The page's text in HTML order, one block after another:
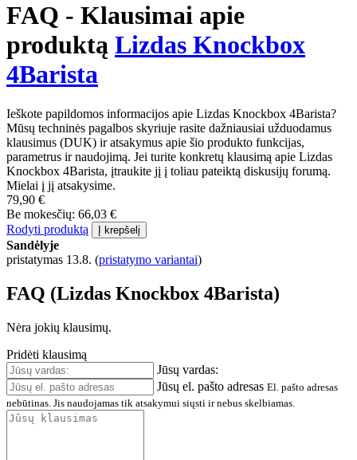
FAQ - Klausimai apie
produktą Lizdas Knockbox
4Barista
Ieškote papildomos informacijos apie Lizdas Knockbox 4Barista?
Mūsų techninės pagalbos skyriuje rasite dažniausiai užduodamus
klausimus (DUK) ir atsakymus apie šio produkto funkcijas,
parametrus ir naudojimą. Jei turite konkretų klausimą apie Lizdas
Knockbox 4Barista, įtraukite jį į toliau pateiktą diskusijų forumą.
Mielai į jį atsakysime.
79,90 €
Be mokesčių: 66,03 €
Rodyti produktą
Į krepšelį
Sandėlyje
pristatymas 13.8. (pristatymo variantai)
FAQ (Lizdas Knockbox 4Barista)
Nėra jokių klausimų.
Pridėti klausimą
Jūsų vardas:
Jūsų el. pašto adresas El. pašto adresas
nebūtinas. Jis naudojamas tik atsakymui siųsti ir nebus skelbiamas.